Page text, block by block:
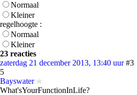
Normaal
Kleiner
regelhoogte :
Normaal
Kleiner
23 reacties
zaterdag 21 december 2013, 13:40 uur #3
5
Bayswater
What'sYourFunctionInLife?